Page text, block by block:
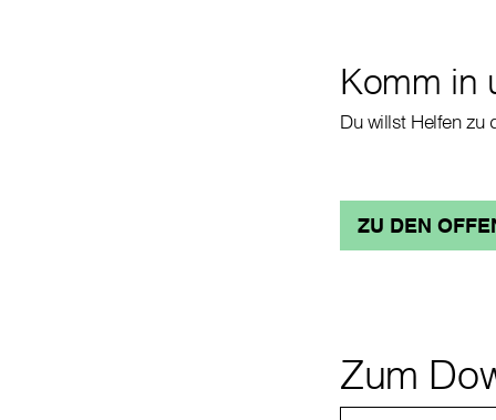
Komm in
Du willst Helfen zu
ZU DEN
Zum